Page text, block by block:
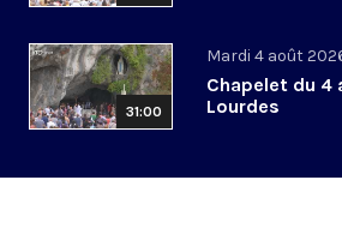
31:00
Mardi 4 août
Chapelet du 4
Lourdes